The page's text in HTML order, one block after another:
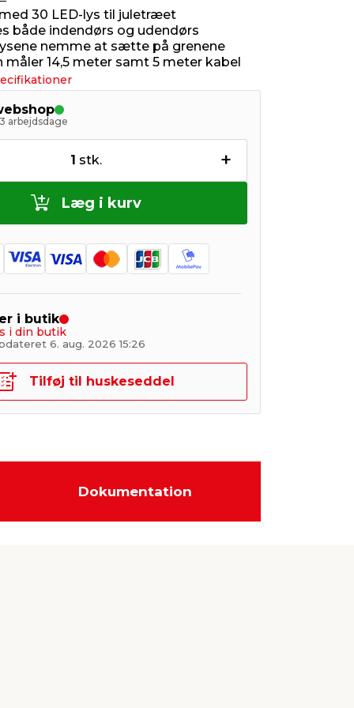
30 LED-lys til juletræet
både indendørs og udendørs
nemme at sætte på grenene
14,5 meter samt 5 meter kabel
arbejdsdage
1 stk. +
Læg i kurv
i butik
i din butik
6. aug. 2026 15:26
Tilføj til huskeseddel
Dokumentation